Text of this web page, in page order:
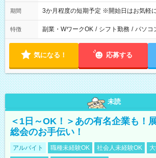
期間 3か月程度の短期予定 ※開始日はお気軽
特徴 副業・WワークOK / シフト勤務 / パソコ
気になる！ 応募する
未読
＜1日～OK！＞あの有名企業も！
総会のお手伝い！
アルバイト 職種未経験OK 社会人未経験OK